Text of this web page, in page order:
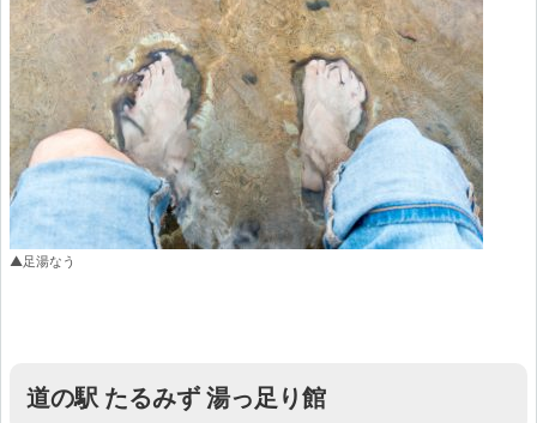
▲足湯なう
道の駅 たるみず 湯っ足り館